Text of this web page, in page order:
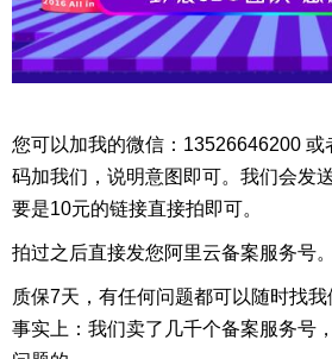
您可以加我的微信：13526646200 或
码加我们，说明意图即可。我们会发
要是10元的链接直接拍即可。
拍过之后直接发您阿里云备案服务号。
质保7天，有任何问题都可以随时找我
事实上：我们卖了几千个备案服务号